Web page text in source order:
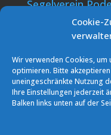
Cookie-
Wir verwenden Cookies, um
optimieren. Bitte
uneingeschränkte Nutzung
Ihre Einstellungen jederzeit
Balken links unten auf der
Segelverein
7141 Podersdorf/
E-Mail: info [at] sv-
IBAN: AT60 2011
Podo Sailing